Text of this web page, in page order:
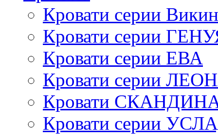
Кровати серии
Кровати серии
Кровати серии ЕВА
Кровати серии
Кровати
Кровати серии